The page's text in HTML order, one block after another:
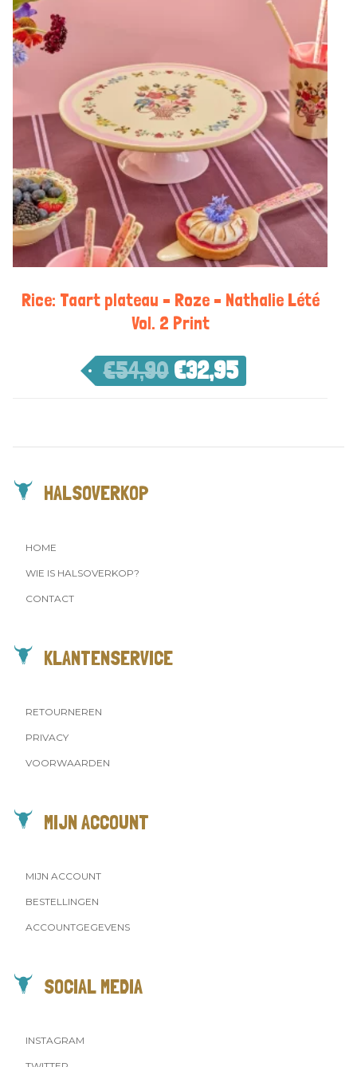
Rice: Taart plateau – Roze – Nathalie Lété
Vol. 2 Print
€54,90 €32,95
HALSOVERKOP
HOME
WIE IS HALSOVERKOP?
CONTACT
KLANTENSERVICE
RETOURNEREN
PRIVACY
VOORWAARDEN
MIJN ACCOUNT
MIJN ACCOUNT
BESTELLINGEN
ACCOUNTGEGEVENS
SOCIAL MEDIA
INSTAGRAM